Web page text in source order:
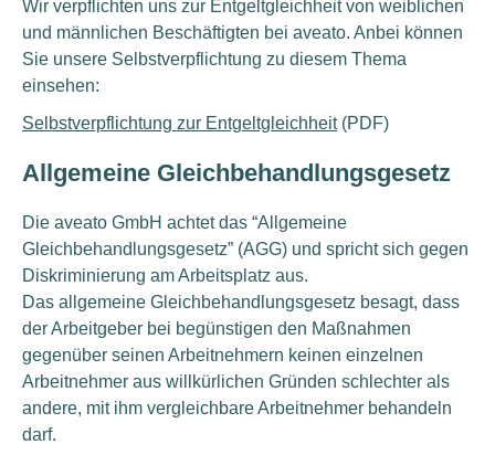
Wir verpflichten uns zur Entgeltgleichheit von weiblichen
und männlichen Beschäftigten bei aveato. Anbei können
Sie unsere Selbstverpflichtung zu diesem Thema
einsehen:
Selbstverpflichtung zur Entgeltgleichheit(PDF)
Allgemeine Gleichbehandlungsgesetz
Die aveato GmbH achtet das “Allgemeine
Gleichbehandlungsgesetz” (AGG) und spricht sich gegen
Diskriminierung am Arbeitsplatz aus.
Das allgemeine Gleichbehandlungsgesetz besagt, dass
der Arbeitgeber bei begünstigen den Maßnahmen
gegenüber seinen Arbeitnehmern keinen einzelnen
Arbeitnehmer aus willkürlichen Gründen schlechter als
andere, mit ihm vergleichbare Arbeitnehmer behandeln
darf.